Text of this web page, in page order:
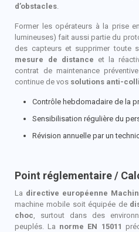
d’obstacles
Former les opérateurs à la prise
lumineuses) fait aussi partie du
des capteurs et supprimer toute
mesure de distance et la
contrat de maintenance
continue de vos solutions anti-
Contrôle hebdomadaire de la
Sensibilisation régulière du
Révision annuelle par un
Point réglementaire /
La directive européenne
machine mobile soit équipée de
choc , surtout dans des
peuplés. La norme EN 15011